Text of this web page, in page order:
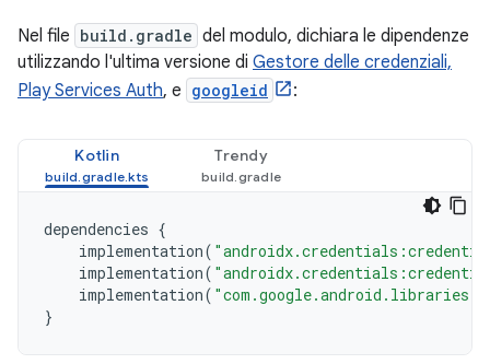
Nel file build.gradle del modulo, dichiara le dipendenze
utilizzando l'ultima versione di Gestore delle credenziali,
Play Services Auth, e googleid :
Kotlin Trendy
dependencies {
implementation(
implementation(
implementation(
}